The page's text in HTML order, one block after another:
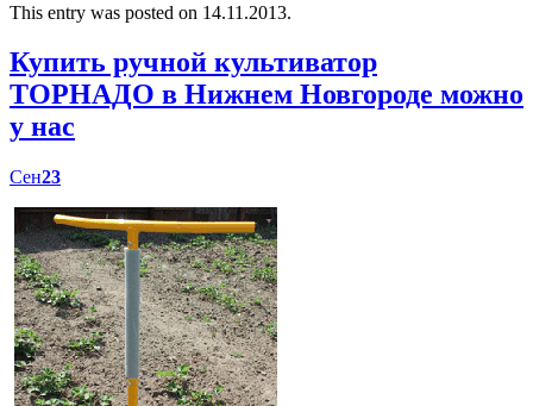
This entry was posted on 14.11.2013.
Купить ручной культиватор
ТОРНАДО в Нижнем Новгороде можно
у нас
Сен23